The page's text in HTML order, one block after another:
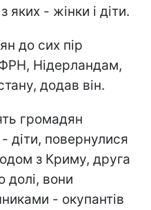
яких - жінки і діти.
до сих пір
Нідерландам,
додав він.
громадян
діти, повернулися
з Криму, друга
долі, вони
- окупантів